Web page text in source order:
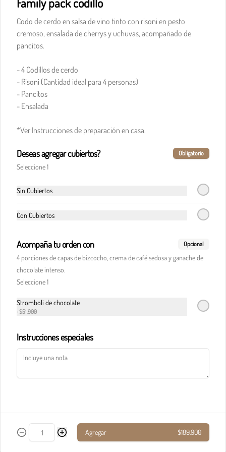
$32.900
Carne de res en cocción lenta, en clásica salsa de
$32.900
acompañada del corazón cremoso de la burrata.
Pasta calderete castello pollo
En salsa de champiñones y salsa Alfredo, maíz,
Pasta calderete pollo al pesto
Codo de cerdo en salsa de vino tinto con risoni en pesto
cremoso, ensalada de cherrys y uchuvas, acompañado de
pancitos.​​
​- 4 Codillos de cerdo​
- Risoni (Cantidad ideal para 4 personas)​
- Pancitos​
- Ensalada
*Ver Instrucciones de preparación en casa.
Deseas agregar cubiertos? Obligatorio
Seleccione 1
Sin Cubiertos
Con Cubiertos
Acompaña tu orden con Opcional
4 porciones de capas de bizcocho, crema de café sedosa y ganache de
chocolate intenso.
Seleccione 1
Stromboli de chocolate
+$51.900
Instrucciones especiales
Agregar $189.900